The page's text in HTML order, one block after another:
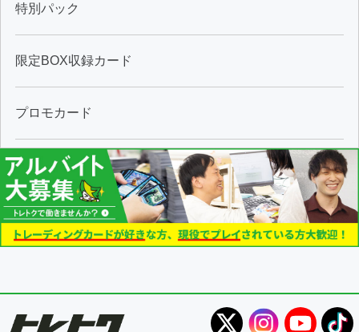
特別パック
限定BOX収録カード
プロモカード